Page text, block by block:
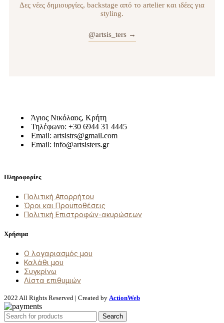
Δες νέες δημιουργίες, backstage από το artelier και ιδέες για
styling.
@artsis_ters →
Άγιος Νικόλαος, Κρήτη
Τηλέφωνο: +30 6944 31 4445
Email: artsistrs@gmail.com
Email: info@artsisters.gr
Πληροφορίες
Πολιτική Απορρήτου
Όροι και Προϋποθέσεις
Πολιτική Επιστροφών-ακυρώσεων
Χρήσιμα
Ο λογαριασμός μου
Καλάθι μου
Συγκρίνω
Λίστα επιθυμιών
2022 All Rights Reserved | Created by ActionWeb
Search